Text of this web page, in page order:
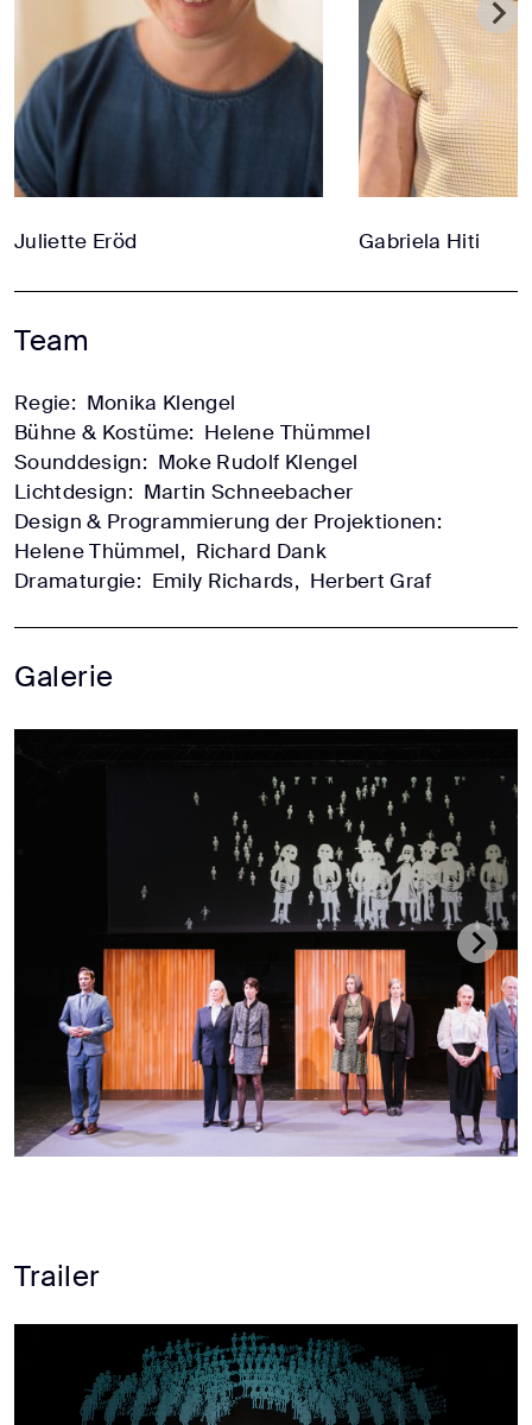
Juliette Eröd Gabriela Hiti
Team
Regie: Monika Klengel
Bühne & Kostüme: Helene Thümmel
Sounddesign: Moke Rudolf Klengel
Lichtdesign: Martin Schneebacher
Design & Programmierung der Projektionen:
Helene Thümmel, Richard Dank
Dramaturgie: Emily Richards, Herbert Graf
Galerie
Trailer